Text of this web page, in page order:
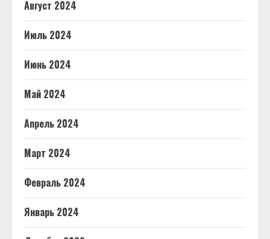
Август 2024
Июль 2024
Июнь 2024
Май 2024
Апрель 2024
Март 2024
Февраль 2024
Январь 2024